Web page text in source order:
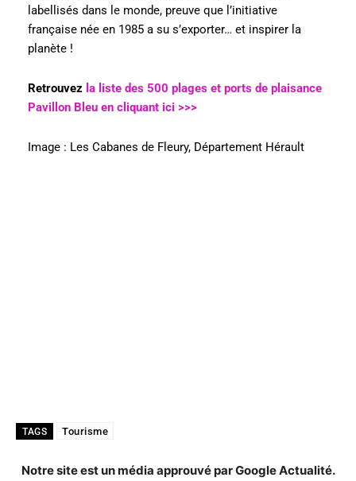
labellisés dans le monde, preuve que l’initiative
française née en 1985 a su s’exporter… et inspirer la
planète !
Retrouvez la liste des 500 plages et ports de plaisance
Pavillon Bleu en cliquant ici >>>
Image : Les Cabanes de Fleury, Département Hérault
TAGS Tourisme
Notre site est un média approuvé par Google Actualité.